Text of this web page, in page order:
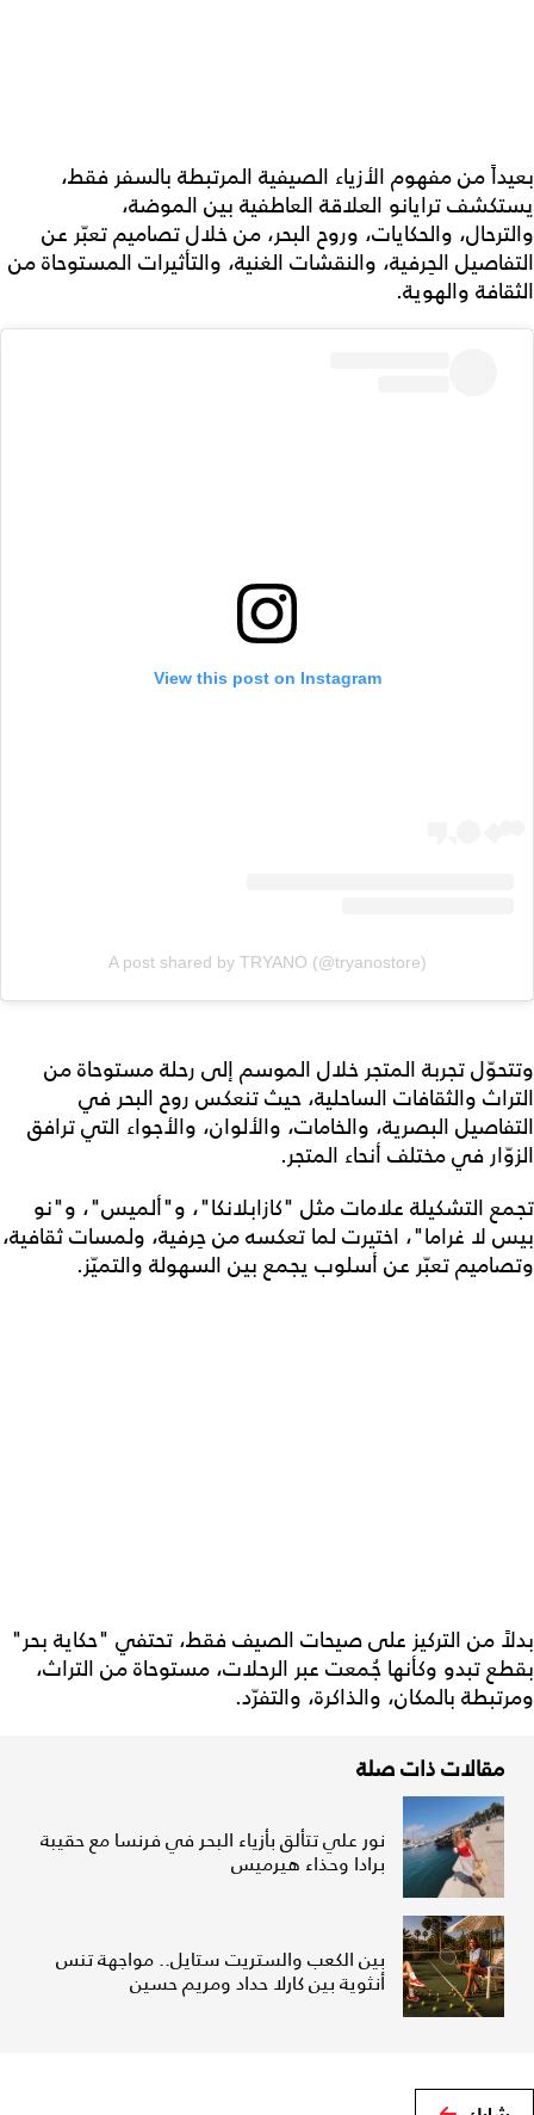
بعيداً من مفهوم الأزياء الصيفية المرتبطة بالسفر فقط،
يستكشف ترايانو العلاقة العاطفية بين الموضة،
والترحال، والحكايات، وروح البحر، من خلال تصاميم تعبّر عن
التفاصيل الحِرفية، والنقشات الغنية، والتأثيرات المستوحاة من
الثقافة والهوية.
View this post on Instagram
A post shared by TRYANO (@tryanostore)
وتتحوّل تجربة المتجر خلال الموسم إلى رحلة مستوحاة من
التراث والثقافات الساحلية، حيث تنعكس روح البحر في
التفاصيل البصرية، والخامات، والألوان، والأجواء التي ترافق
الزوّار في مختلف أنحاء المتجر.
تجمع التشكيلة علامات مثل "كازابلانكا"، و"ألميس"، و"نو
بيس لا غراما"، اختيرت لما تعكسه من حِرفية، ولمسات ثقافية،
وتصاميم تعبّر عن أسلوب يجمع بين السهولة والتميّز.
بدلاً من التركيز على صيحات الصيف فقط، تحتفي "حكاية بحر"
بقطع تبدو وكأنها جُمعت عبر الرحلات، مستوحاة من التراث،
ومرتبطة بالمكان، والذاكرة، والتفرّد.
مقالات ذات صلة
نور علي تتألق بأزياء البحر في فرنسا مع حقيبة
برادا وحذاء هيرميس
بين الكعب والستريت ستايل.. مواجهة تنس
أنثوية بين كارلا حداد ومريم حسين